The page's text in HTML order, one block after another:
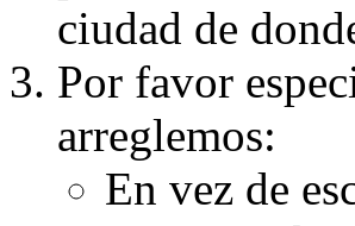
ciudad de
Por favor
arreglemos:
En vez de